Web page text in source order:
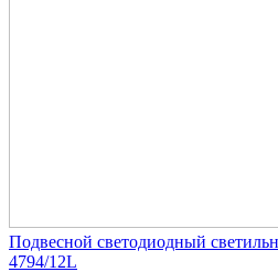
Подвесной светодиодный
4794/12L